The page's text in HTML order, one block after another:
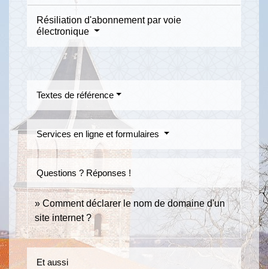
Résiliation d'abonnement par voie
électronique
Textes de référence
Services en ligne et formulaires
Questions ? Réponses !
Comment déclarer le nom de domaine d'un
site internet ?
Et aussi